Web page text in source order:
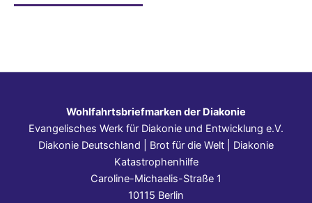
Wohlfahrtsbriefmarken der Diakonie
Evangelisches Werk für Diakonie und Entwicklung e.V.
Diakonie Deutschland | Brot für die Welt | Diakonie
Katastrophenhilfe
Caroline-Michaelis-Straße 1
10115 Berlin